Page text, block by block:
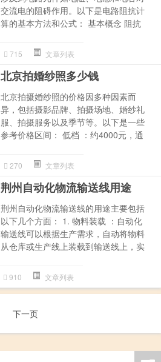
交流电的阻碍作用。以下是电路阻抗计
算的基本方法和公式： 基本概念 阻抗
715 文章列表
北京拍婚纱照多少钱
北京拍摄婚纱照的价格因多种因素而
异，包括摄影品牌、拍摄场地、婚纱礼
服、拍摄服务以及季节等。以下是一些
参考价格区间： 低档 ：约4000元，通
270 文章列表
荆州自动化物流输送线用途
荆州自动化物流输送线的用途主要包括
以下几个方面： 1. 物料装载 ：自动化
输送线可以根据生产需求，自动将物料
从仓库或生产线上装载到输送线上，实
910 文章列表
下一页